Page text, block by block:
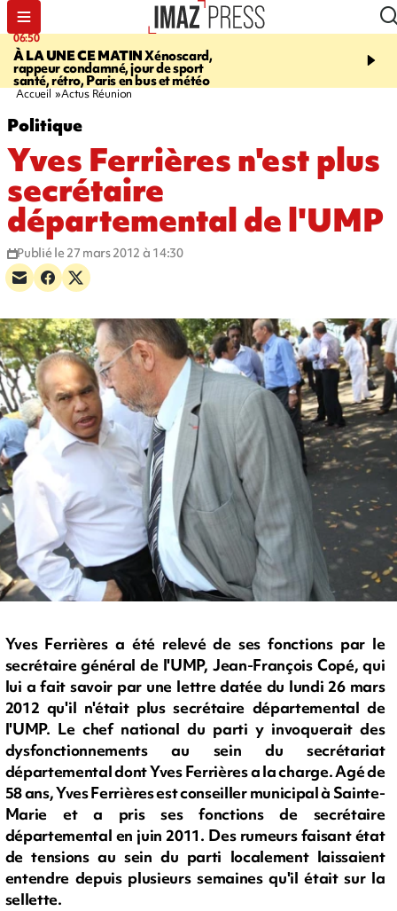
06:50
À LA UNE CE MATINXénoscard,
rappeur condamné, jour de sport
santé, rétro, Paris en bus et météo
08:53
Jour de
2026 - bouger,
Accueil Actus Réunion
Politique
Yves Ferrières n'est plus
secrétaire
départemental de l'UMP
Publié le 27 mars 2012 à 14:30
Yves Ferrières a été relevé de ses fonctions par le
secrétaire général de l'UMP, Jean-François Copé, qui
lui a fait savoir par une lettre datée du lundi 26 mars
2012 qu'il n'était plus secrétaire départemental de
l'UMP. Le chef national du parti y invoquerait des
dysfonctionnements au sein du secrétariat
départemental dont Yves Ferrières a la charge. Agé de
58 ans, Yves Ferrières est conseiller municipal à Sainte-
Marie et a pris ses fonctions de secrétaire
départemental en juin 2011. Des rumeurs faisant état
de tensions au sein du parti localement laissaient
entendre depuis plusieurs semaines qu'il était sur la
sellette.